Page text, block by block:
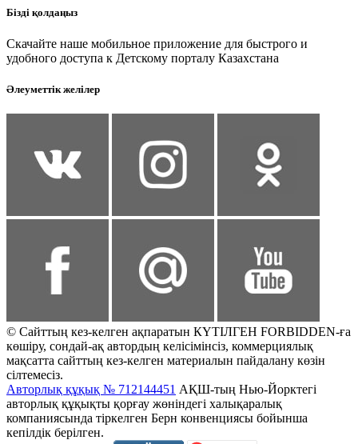
Бізді қолдаңыз
Скачайте наше мобильное приложение для быстрого и
удобного доступа к Детскому порталу Казахстана
Әлеуметтік желілер
© Сайттың кез-келген ақпаратын КҮТІЛГЕН FORBIDDEN-ға
көшіру, сондай-ақ автордың келісімінсіз, коммерциялық
мақсатта сайттың кез-келген материалын пайдалану көзін
сілтемесіз.
Авторлық құқық № 712144451 АҚШ-тың Нью-Йорктегі
авторлық құқықты қорғау жөніндегі халықаралық
компаниясында тіркелген Берн конвенциясы бойынша
кепілдік берілген.